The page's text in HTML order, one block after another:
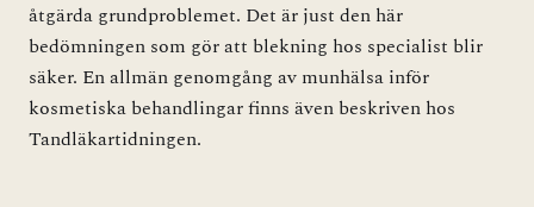
åtgärda grundproblemet. Det är just den här
bedömningen som gör att blekning hos specialist blir
säker. En allmän genomgång av munhälsa inför
kosmetiska behandlingar finns även beskriven hos
Tandläkartidningen.